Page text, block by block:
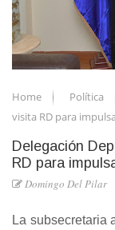
Home Política
visita RD para
Delegación
RD para
Domingo Del Pilar
La subsecretaria